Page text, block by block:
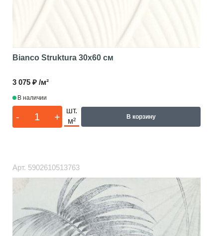
Bianco Struktura 30x60 см
3 075 ₽ /м²
В наличии
- +
шт.
м²
В корзину
Арт. 5902610513763